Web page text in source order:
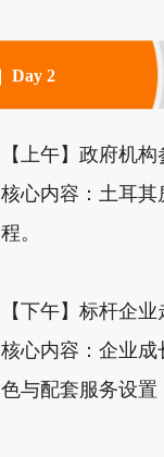
Day 2
【上午】政府机
核心内容：土耳
程。
【下午】标杆企
核心内容：企业成
色与配套服务设置